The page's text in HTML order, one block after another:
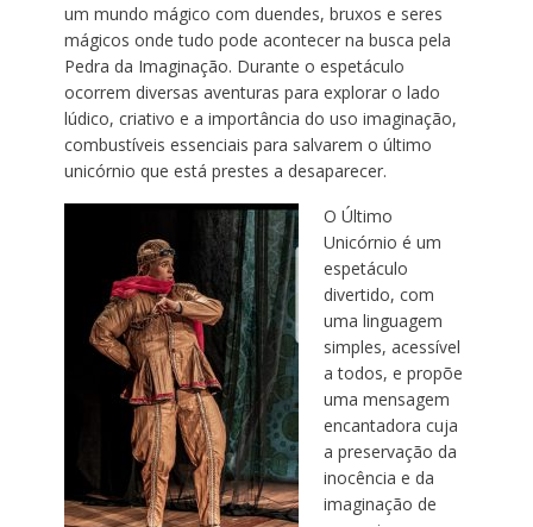
um mundo mágico com duendes, bruxos e seres
mágicos onde tudo pode acontecer na busca pela
Pedra da Imaginação. Durante o espetáculo
ocorrem diversas aventuras para explorar o lado
lúdico, criativo e a importância do uso imaginação,
combustíveis essenciais para salvarem o último
unicórnio que está prestes a desaparecer.
O Último
Unicórnio é um
espetáculo
divertido, com
uma linguagem
simples, acessível
a todos, e propõe
uma mensagem
encantadora cuja
a preservação da
inocência e da
imaginação de